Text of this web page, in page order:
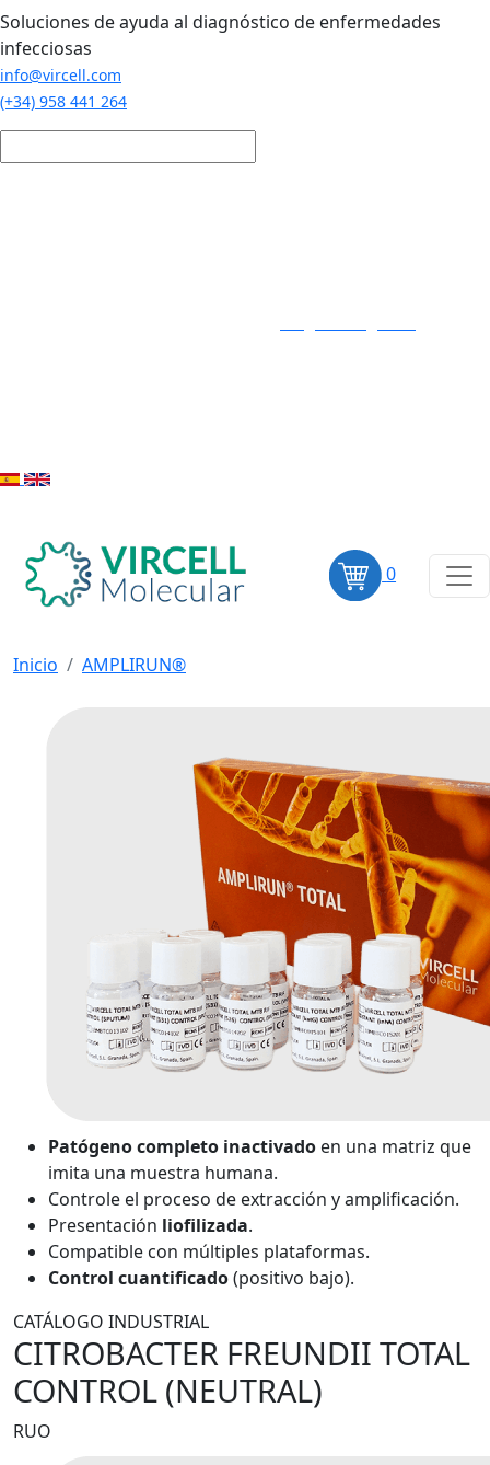
Pasar al contenido principal
Soluciones de ayuda al diagnóstico de enfermedades
infecciosas
info@vircell.com
(+34) 958 441 264
0
Inicio AMPLIRUN®
Patógeno completo inactivado en una matriz que
imita una muestra humana.
Controle el proceso de extracción y amplificación.
Presentación liofilizada.
Compatible con múltiples plataformas.
Control cuantificado(positivo bajo).
CATÁLOGO INDUSTRIAL
CITROBACTER FREUNDII TOTAL
CONTROL (NEUTRAL)
RUO